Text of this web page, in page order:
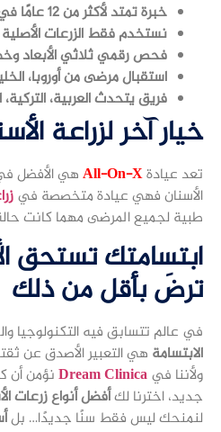
خبرة تمتد لأكثر من 12 عامًا في الزراعة الفورية والمعقدة
نستخدم فقط الزرعات الأصلية
فحص رقمي ثلاثي الأبعاد
استقبال مرضى من أوروبا،
فريق يتحدث العربية، التركية،
خيار آخر لزراعة
تعد عيادةAll-On-Xهي الأفضل
الأسنان فهي عيادة متخصصة في
طبية لجميع المرضى مهما كانت
ابتسامتك تستحق
ترضَ بأقل من ذلك
في عالم تتسابق فيه التكنولوجيا
الابتسامة هي التعبير الأصدق عن
ولأننا فيDream Clinicaنؤمن أن
جديد، اخترنا لكأفضل أنواع زرعات
لنمنحك ليس فقط سنًا جديدًا… بل